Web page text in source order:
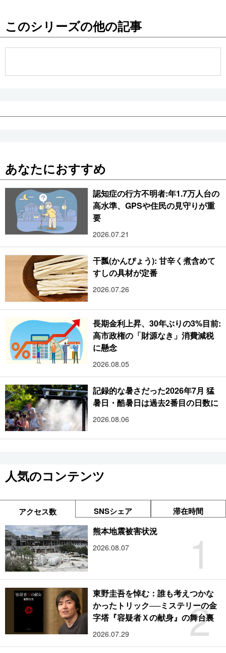
このシリーズの他の記事
あなたにおすすめ
認知症の行方不明者:年1.7万人台の
高水準、GPSや住民の見守りが重
要
2026.07.21
干瓢(かんぴょう): 甘辛く煮含めて
すしの具材が定番
2026.07.26
長期金利上昇、30年ぶりの3%目前:
高市政権の「財源なき」消費減税
に懸念
2026.08.05
記録的な暑さだった2026年7月 猛
暑日・酷暑日は過去2番目の日数に
2026.08.06
人気のコンテンツ
アクセス数 SNSシェア 滞在時間
1
熊本地震被害状況
2026.08.07
2
東野圭吾を悼む：誰も考えつかな
かったトリック──ミステリーの金
字塔『容疑者Ｘの献身』の舞台裏
2026.07.29